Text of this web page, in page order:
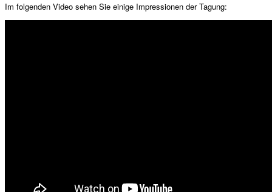
Im folgenden Video sehen Sie einige Impressionen der Tagung: